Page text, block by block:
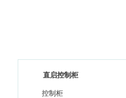
直启控制柜
控制柜